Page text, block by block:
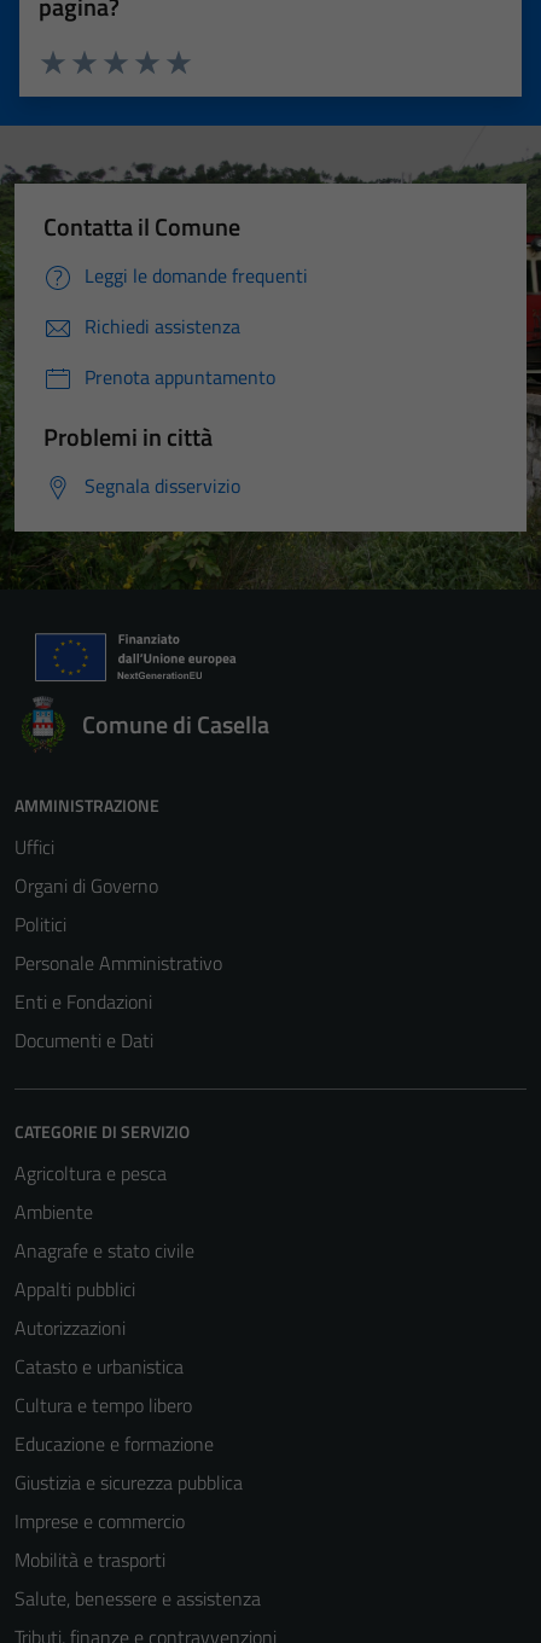
Valuta 5 stelle su 5
Valuta 4 stelle su 5
Valuta 3 stelle su 5
Valuta 2 stelle su 5
Valuta 1 stelle su 5
Contatta il Comune
Leggi le domande frequenti
Richiedi assistenza
Prenota appuntamento
Problemi in città
Segnala disservizio
Comune di Casella
AMMINISTRAZIONE
Uffici
Organi di Governo
Politici
Personale Amministrativo
Enti e Fondazioni
Documenti e Dati
CATEGORIE DI SERVIZIO
Agricoltura e pesca
Ambiente
Anagrafe e stato civile
Appalti pubblici
Autorizzazioni
Catasto e urbanistica
Cultura e tempo libero
Educazione e formazione
Giustizia e sicurezza pubblica
Imprese e commercio
Mobilità e trasporti
Salute, benessere e assistenza
Tributi, finanze e contravvenzioni